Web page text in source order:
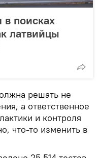
в поисках
латвийцы
решать не
а ответственное
и контроля
что-то изменить в